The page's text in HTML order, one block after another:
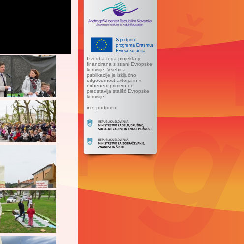
Izvedba tega projekta je
financirana s strani Evropske
komisije. Vsebina
publikacije je izključno
odgovornost avtorja in v
nobenem primeru ne
predstavlja stališč Evropske
komisije.
in s podporo: